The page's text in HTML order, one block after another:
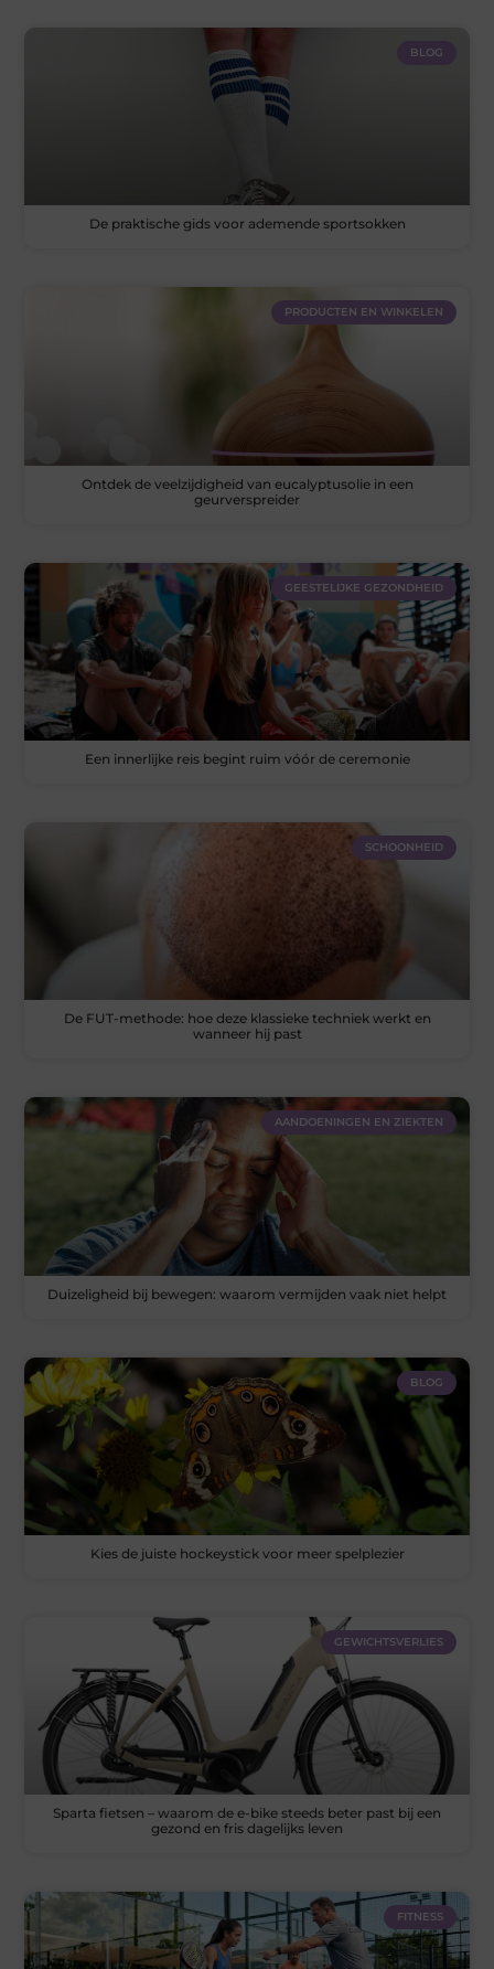
BLOG
De praktische gids voor ademende sportsokken
PRODUCTEN EN WINKELEN
Ontdek de veelzijdigheid van eucalyptusolie in een
geurverspreider
GEESTELIJKE GEZONDHEID
Een innerlijke reis begint ruim vóór de ceremonie
SCHOONHEID
De FUT-methode: hoe deze klassieke techniek werkt en
wanneer hij past
AANDOENINGEN EN ZIEKTEN
Duizeligheid bij bewegen: waarom vermijden vaak niet helpt
BLOG
Kies de juiste hockeystick voor meer spelplezier
GEWICHTSVERLIES
Sparta fietsen – waarom de e-bike steeds beter past bij een
gezond en fris dagelijks leven
FITNESS